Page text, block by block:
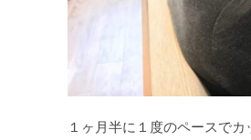
１ヶ月半に１度のペースでカ